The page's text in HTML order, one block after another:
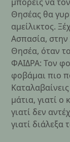
Θησέας θα
αμείλικτος.
Ασπασία, στην
Θησέα, όταν
ΦΑΙΔΡΑ: Τον
φοβάμαι πιο
μάτια, γιατί
γιατί δεν
γιατί διάλεξα